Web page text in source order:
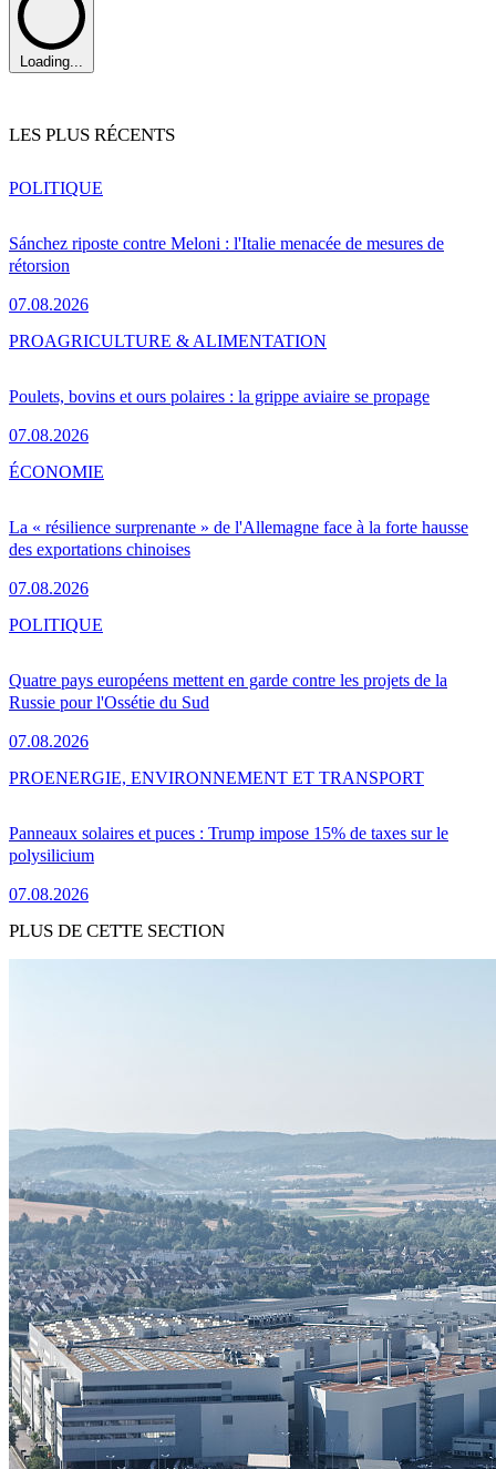
Loading...
LES PLUS RÉCENTS
Sánchez riposte contre Meloni : l'Italie menacée de mesures de
rétorsion
07.08.2026
POLITIQUE
Poulets, bovins et ours polaires : la grippe aviaire se propage
07.08.2026
PROAGRICULTURE & ALIMENTATION
La « résilience surprenante » de l'Allemagne face à la forte hausse
des exportations chinoises
07.08.2026
ÉCONOMIE
Quatre pays européens mettent en garde contre les projets de la
Russie pour l'Ossétie du Sud
07.08.2026
POLITIQUE
Panneaux solaires et puces : Trump impose 15% de taxes sur le
polysilicium
07.08.2026
PROENERGIE, ENVIRONNEMENT ET TRANSPORT
PLUS DE CETTE SECTION